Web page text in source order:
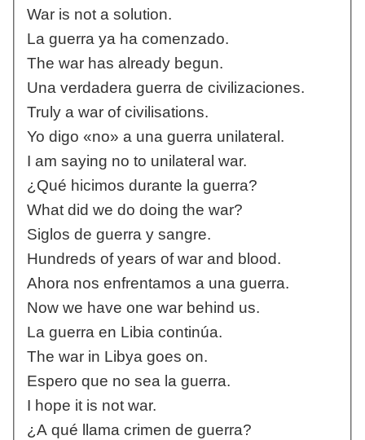
War is not a solution.
La guerra ya ha comenzado.
The war has already begun.
Una verdadera guerra de civilizaciones.
Truly a war of civilisations.
Yo digo «no» a una guerra unilateral.
I am saying no to unilateral war.
¿Qué hicimos durante la guerra?
What did we do doing the war?
Siglos de guerra y sangre.
Hundreds of years of war and blood.
Ahora nos enfrentamos a una guerra.
Now we have one war behind us.
La guerra en Libia continúa.
The war in Libya goes on.
Espero que no sea la guerra.
I hope it is not war.
¿A qué llama crimen de guerra?